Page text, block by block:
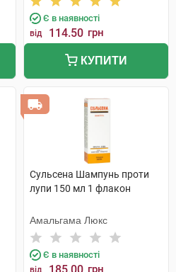
Є в наявності
від 114.50 грн
КУПИТИ
Сульсена Шампунь проти
лупи 150 мл 1 флакон
Амальгама Люкс
Є в наявності
від грн